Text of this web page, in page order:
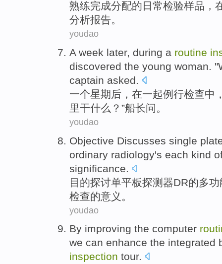
熟练完成分配的 日常检验样品 ，
分析报告。
youdao
A week later, during a routine
discovered the young woman.
captain asked.
一个星期 后 ， 在一起例行检查中
里干什么？”船长问。
youdao
Objective Discusses single
ordinary radiology's each kind
significance
目的探讨单平板探测器DR的多功
检查的意义 。
youdao
By improving the computer
we can enhance the integrated
inspection tour.